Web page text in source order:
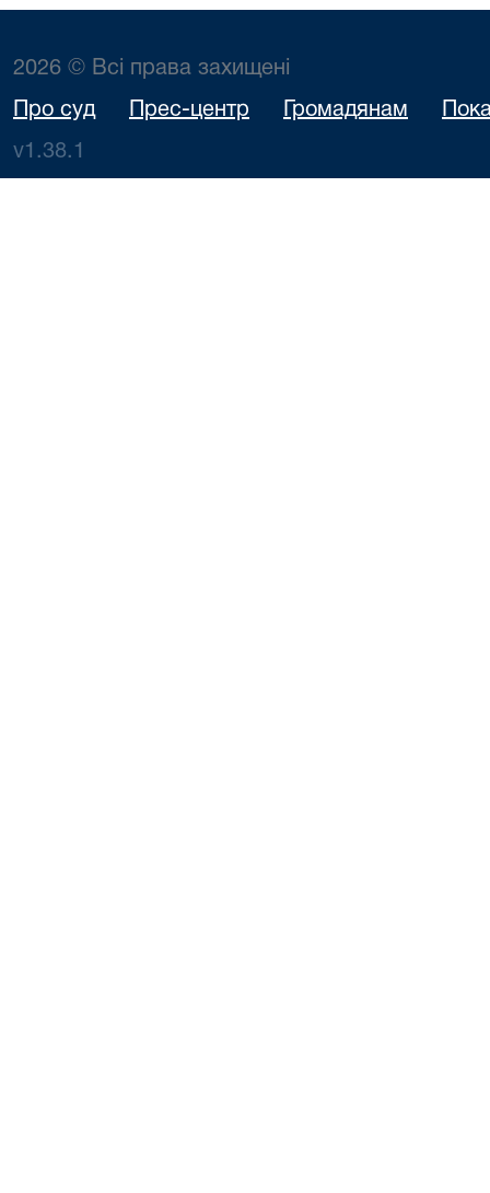
2026 © Всі права захищені
Про суд Прес-центр Громадянам
v1.38.1